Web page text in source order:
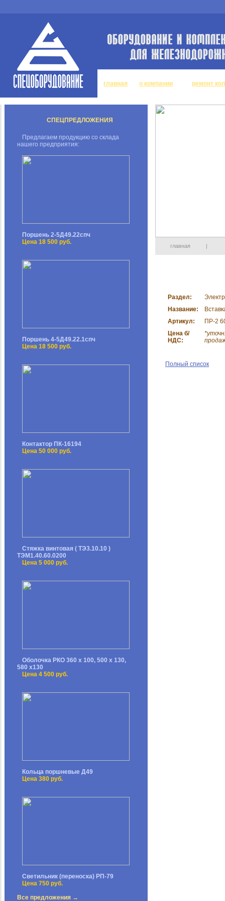
главная о компании ремонт
СПЕЦПРЕДЛОЖЕНИЯ
Предлагаем продукцию со склада
нашего предприятия:
Поршень 2-5Д49.22спч
Цена 18 500 руб.
Поршень 4-5Д49.22.1спч
Цена 18 500 руб.
Контактор ПК-16194
Цена 50 000 руб.
Стяжка винтовая ( ТЭ3.10.10 )
ТЭМ1.40.60.0200
Цена 5 000 руб.
Оболочка РКО 360 х 100, 500 х 130,
580 х130
Цена 4 500 руб.
Кольца поршневые Д49
Цена 380 руб.
Светильник (переноска) РП-79
Цена 750 руб.
Все предложения →
главная |
Раздел:
Название:
Артикул:
ПР-2
Цена б/
НДС:
Полный список